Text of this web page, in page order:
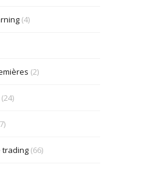
(4)
(2)
trading(66)